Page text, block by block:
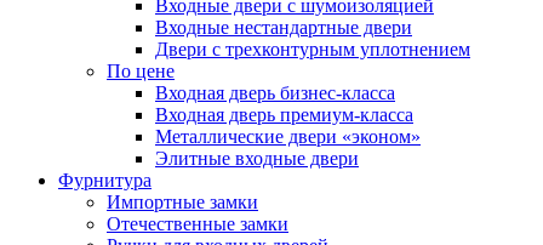
Входные двери с шумоизоляцией
Входные нестандартные двери
Двери с трехконтурным уплотнением
По цене
Входная дверь бизнес-класса
Входная дверь премиум-класса
Металлические двери «эконом»
Элитные входные двери
Фурнитура
Импортные замки
Отечественные замки